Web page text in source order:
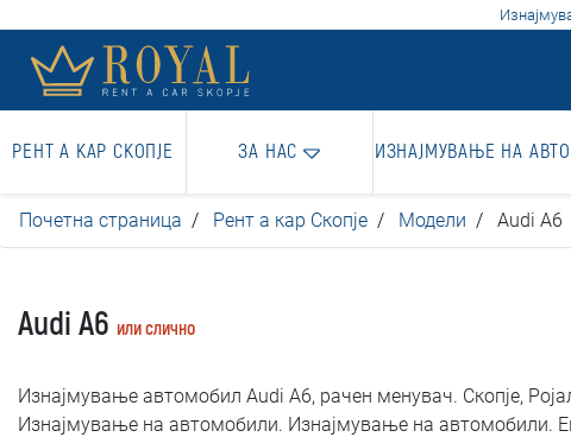
РЕНТ А КАР СКОПЈЕ ЗА НАС ИЗНАЈМУВАЊЕ НА
Почетна страница Рент а кар Скопје Модели Audi A6
Audi A6 или слично
Изнајмување автомобил Audi A6, рачен менувач. Скопје,
Изнајмување на автомобили. Изнајмување на автомобили.